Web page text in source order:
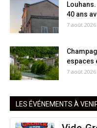
40 ans
7 août 2026
espaces
7 août 2026
LES ÉVÉNEMENTS À